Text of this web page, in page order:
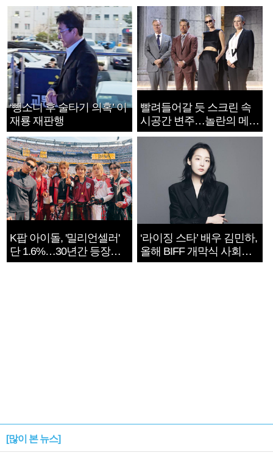
‘뺑소니 후 술타기 의혹’ 이
재룡 재판행
빨려들어갈 듯 스크린 속
시공간 변주…놀란의 메시
지는 ‘전쟁 속죄’
K팝 아이돌, '밀리언셀러'
단 1.6%…30년간 등장
1182개팀 전수조사
‘라이징 스타’ 배우 김민하,
올해 BIFF 개막식 사회자
확정
[많이 본 뉴스]